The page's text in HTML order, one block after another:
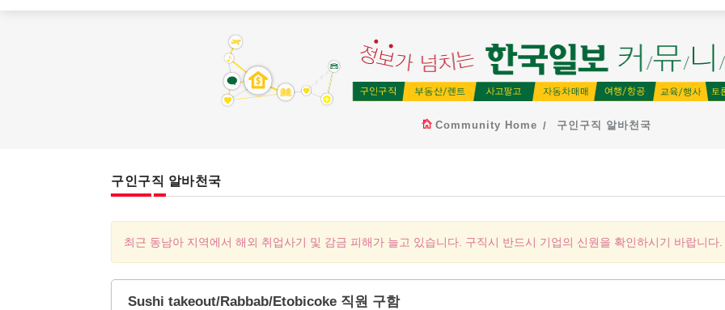
Community Home 구인구직 알바천국
구인구직 알바천국
최근 동남아 지역에서 해외 취업사기 및 감금 피해가 늘고 있습니다. 구직시 반드시 기업의 신원을 확인하시기 바랍니다.
Sushi takeout/Rabbab/Etobicoke 직원 구함